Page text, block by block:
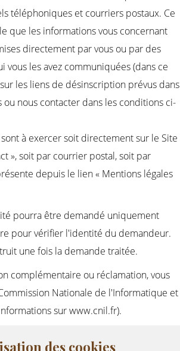
téléphoniques et courriers postaux. Ce
que les informations vous concernant
directement par vous ou par des
vous les avez communiquées (dans ce
les liens de désinscription prévus dans
ou nous contacter dans les conditions ci-
à exercer soit directement sur le Site
», soit par courrier postal, soit par
depuis le lien « Mentions légales
pourra être demandé uniquement
pour vérifier l'identité du demandeur.
une fois la demande traitée.
complémentaire ou réclamation, vous
Nationale de l'Informatique et
sur www.cnil.fr).
des cookies